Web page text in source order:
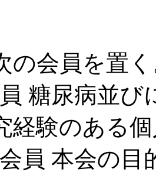
の会員を置
糖尿病並
経験のある
員 本会の